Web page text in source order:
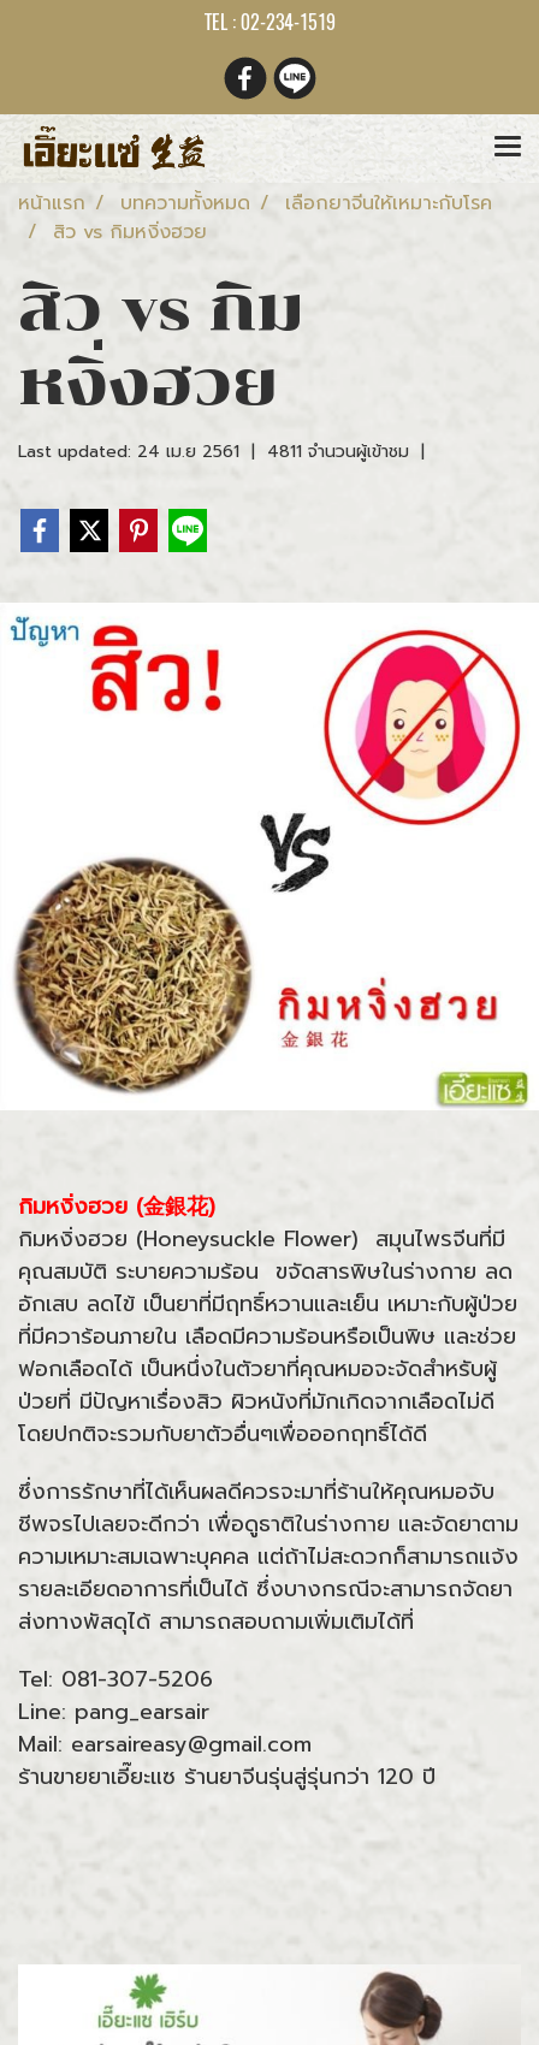
TEL : 02-234-1519
หน้าแรก บทความทั้งหมด
เลือกยาจีนให้เหมาะกับโรค
สิว vs กิมหงิ่งฮวย
สิว vs กิม
หงิ่งฮวย
Last updated: 24 เม.ย 2561 | 4811 จำนวนผู้เข้าชม |
กิมหงิ่งฮวย (金銀花)
กิมหงิ่งฮวย (Honeysuckle Flower) สมุนไพรจีนที่มี
คุณสมบัติ ระบายความร้อน ขจัดสารพิษในร่างกาย ลด
อักเสบ ลดไข้ เป็นยาที่มีฤทธิ์หวานและเย็น เหมาะกับผู้ป่วย
ที่มีควาร้อนภายใน เลือดมีความร้อนหรือเป็นพิษ และช่วย
ฟอกเลือดได้ เป็นหนึ่งในตัวยาที่คุณหมอจะจัดสำหรับผู้
ป่วยที่ มีปัญหาเรื่องสิว ผิวหนังที่มักเกิดจากเลือดไม่ดี
โดยปกติจะรวมกับยาตัวอื่นๆเพื่อออกฤทธิ์ได้ดี
ซึ่งการรักษาที่ได้เห็นผลดีควรจะมาที่ร้านให้คุณหมอจับ
ชีพจรไปเลยจะดีกว่า เพื่อดูธาติในร่างกาย และจัดยาตาม
ความเหมาะสมเฉพาะบุคคล แต่ถ้าไม่สะดวกก็สามารถแจ้ง
รายละเอียดอาการที่เป็นได้ ซึ่งบางกรณีจะสามารถจัดยา
ส่งทางพัสดุได้ สามารถสอบถามเพิ่มเติมได้ที่
Tel: 081-307-5206
Line: pang_earsair
Mail: earsaireasy@gmail.com
ร้านขายยาเอี๊ยะแซ ร้านยาจีนรุ่นสู่รุ่นกว่า 120 ปี